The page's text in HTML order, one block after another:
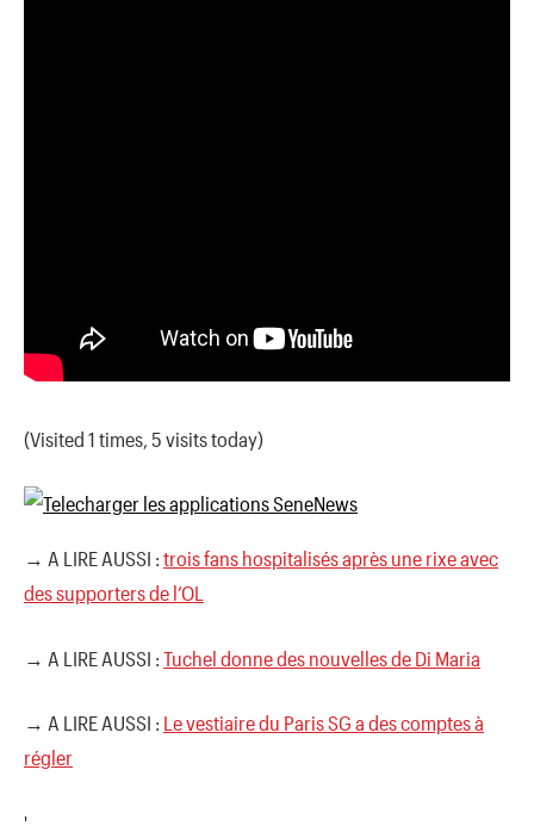
(Visited 1 times, 5 visits today)
→ A LIRE AUSSI : trois fans hospitalisés après une rixe avec
des supporters de l’OL
→ A LIRE AUSSI : Tuchel donne des nouvelles de Di Maria
→ A LIRE AUSSI : Le vestiaire du Paris SG a des comptes à
régler
'